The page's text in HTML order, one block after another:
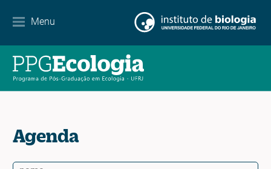
Menu
Contacto
Agenda